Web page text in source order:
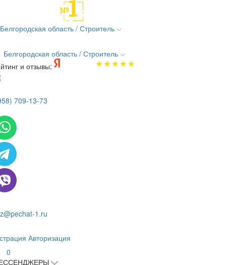
Белгородская область / Строитель
Белгородская область / Строитель
и отзывы:
709-13-73
1.ru
Авторизация
0